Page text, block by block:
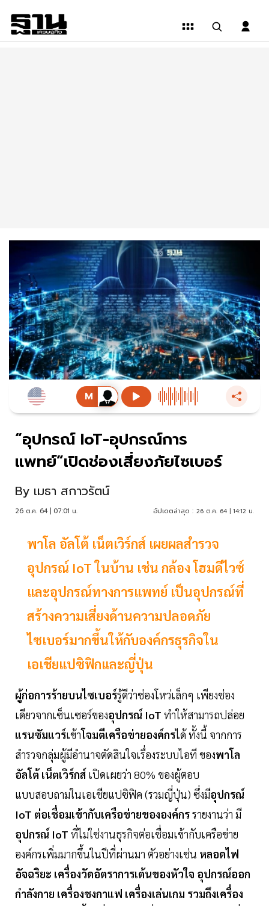
“อุปกรณ์ IoT-อุปกรณ์การ
แพทย์”เปิดช่องเสี่ยงภัยไซเบอร์
By เมธา สกาวรัตน์
26 ต.ค. 64 | 07:01 น. อัปเดตล่าสุด : 26 ต.ค. 64 | 14:12 น.
พาโล อัลโต้ เน็ตเวิร์กส์ เผยผลสำรวจ
อุปกรณ์ IoT ในบ้าน เช่น กล้อง โฮมดีไวซ์
และอุปกรณ์ทางการแพทย์ เป็นอุปกรณ์ที่
สร้างความเสี่ยงด้านความปลอดภัย
ไซเบอร์มากขึ้นให้กับองค์กรธุรกิจใน
เอเชียแปซิฟิกและญี่ปุ่น
ผู้ก่อการร้ายบนไซเบอร์รู้ดีว่าช่องโหว่เล็กๆ เพียงช่อง
เดียวจากเซ็นเซอร์ของอุปกรณ์ IoT ทำให้สามารถปล่อย
แรนซัมแวร์เข้าโจมตีเครือข่ายองค์กรได้ ทั้งนี้ จากการ
สำรวจกลุ่มผู้มีอำนาจตัดสินใจเรื่องระบบไอที ของพาโล
อัลโต้ เน็ตเวิร์กส์ เปิดเผยว่า 80% ของผู้ตอบ
แบบสอบถามในเอเชียแปซิฟิค (รวมญี่ปุ่น) ซึ่งมีอุปกรณ์
IoT ต่อเชื่อมเข้ากับเครือข่ายขององค์กรรายงานว่า มี
อุปกรณ์ IoT ที่ไม่ใช่งานธุรกิจต่อเชื่อมเข้ากับเครือข่าย
องค์กรเพิ่มมากขึ้นในปีที่ผ่านมา ตัวอย่างเช่น หลอดไฟ
อัจฉริยะ เครื่องวัดอัตราการเต้นของหัวใจ อุปกรณ์ออก
กำลังกาย เครื่องชงกาแฟ เครื่องเล่นเกม รวมถึงเครื่อง